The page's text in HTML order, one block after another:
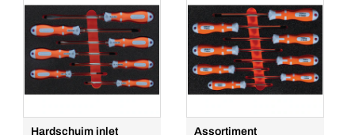
Hardschuim inlet
Assortiment